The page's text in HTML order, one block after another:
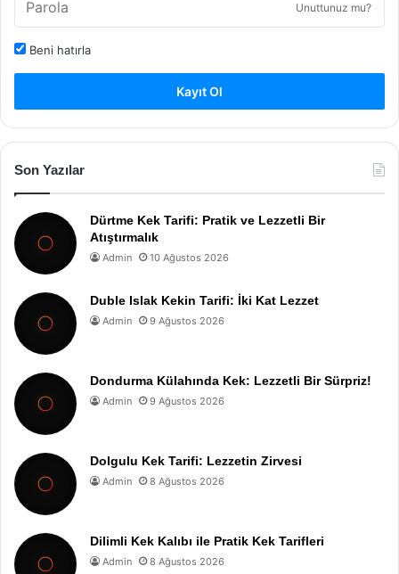
Unuttunuz mu?
Beni hatırla
Kayıt Ol
Son Yazılar
Dürtme Kek Tarifi: Pratik ve Lezzetli Bir
Atıştırmalık
Admin 10 Ağustos 2026
Duble Islak Kekin Tarifi: İki Kat Lezzet
Admin 9 Ağustos 2026
Dondurma Külahında Kek: Lezzetli Bir Sürpriz!
Admin 9 Ağustos 2026
Dolgulu Kek Tarifi: Lezzetin Zirvesi
Admin 8 Ağustos 2026
Dilimli Kek Kalıbı ile Pratik Kek Tarifleri
Admin 8 Ağustos 2026